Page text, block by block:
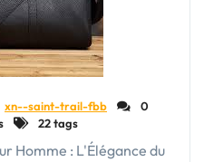
xn--saint-trail-fbb
0
22 tags
Homme : L'Élégance du